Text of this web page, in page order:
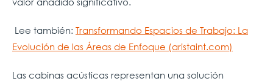
Lee también: Transformando Espacios de Trabajo: La
Evolución de las Áreas de Enfoque (aristaint.com)
Las cabinas acústicas representan una solución